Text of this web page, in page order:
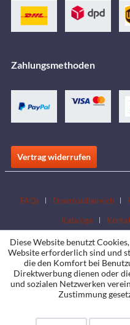
Zahlungsmethoden
Vertrag widerrufen
FAQs Downloadbereich
Kataloge
Diese Website benutzt
Website erforderlich sind und
die den Komfort bei
Direktwerbung dienen oder
und sozialen Netzwerken
Zustimmung